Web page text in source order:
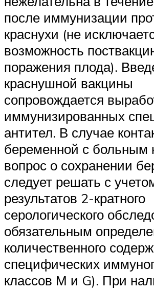
после иммунизации
краснухи (не
возможность
поражения плода).
краснушной вакцины
сопровождается
иммунизированных
антител. В случае
беременной с больным
вопрос о сохранении
следует решать с
результатов 2-кратного
серологического
обязательным
количественного
специфических
классов М и G). При